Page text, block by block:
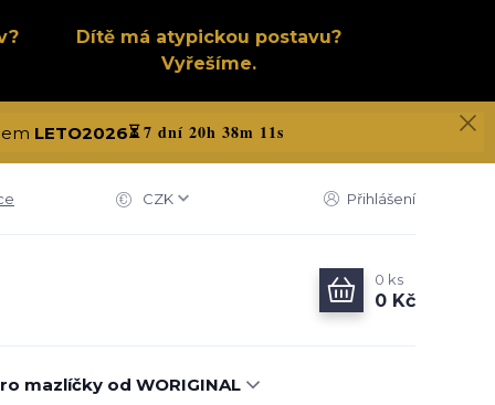
Dítě má atypickou postavu?
Vyřešíme.
LETO2026⏳7 dní 20h 38m 10s
CZK Přihlášení
0 ks
0 Kč
mazlíčky od WORIGINAL